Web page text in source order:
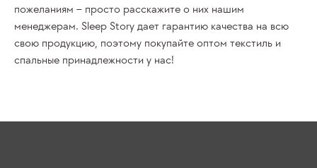
пожеланиям – просто расскажите о них нашим
менеджерам. Sleep Story дает гарантию качества на всю
свою продукцию, поэтому покупайте оптом текстиль и
спальные принадлежности у нас!